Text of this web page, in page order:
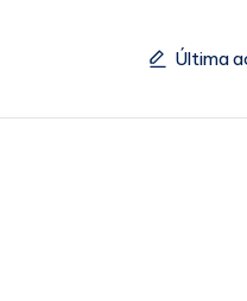
Última